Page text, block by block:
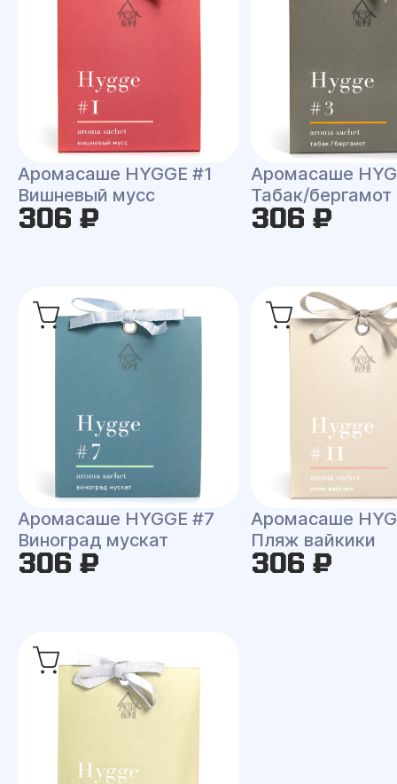
Аромасаше HYGGE #1
Вишневый мусс
306 ₽
Аромасаше
Табак/бергамот
306 ₽
Аромасаше HYGGE #7
Виноград мускат
306 ₽
Аромасаше
Пляж вайкики
306 ₽